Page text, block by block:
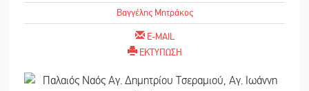
Βαγγέλης Μητράκος
E-MAIL
ΕΚΤΥΠΩΣΗ